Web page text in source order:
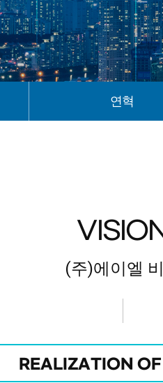
연혁
(주)에이엘
REALIZATION